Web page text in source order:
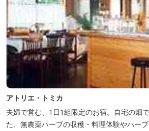
アトリエ・トミカ
夫婦で営む、1日1組限定のお宿。自宅の畑
た、無農薬ハーブの収穫・料理体験やハー